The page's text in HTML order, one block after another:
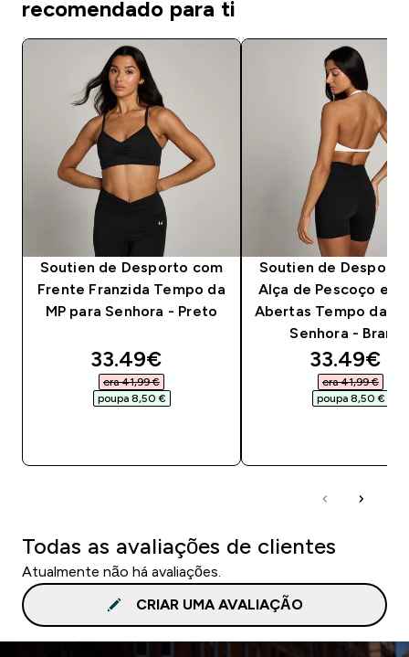
recomendado para ti
Soutien de Desporto com
Frente Franzida Tempo da
MP para Senhora - Preto
discounted price
33.49€‎
era 41,99 €‎
poupa 8,50 €‎
Soutien de
Alça de Pescoço e
Abertas Tempo da
Senhora -
33.49€‎
era 41,99 €‎
poupa 8,50 €‎
Todas as avaliações de clientes
Atualmente não há avaliações.
CRIAR UMA AVALIAÇÃO